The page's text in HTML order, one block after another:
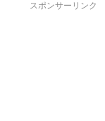
スポンサーリンク